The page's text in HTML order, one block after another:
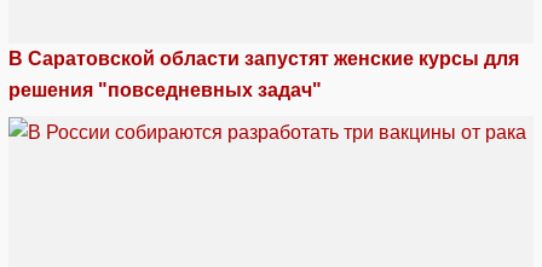
В Саратовской области запустят женские курсы для
решения "повседневных задач"